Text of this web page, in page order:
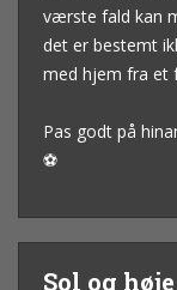
værste fald kan
det er bestemt
med hjem fra et
Pas godt på
⚽
Sol og